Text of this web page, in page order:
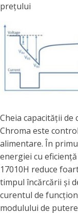
prețului
Cheia capacității
Chroma este
alimentare. În
energiei cu
17010H reduce
timpul încărcării și
curentul de
modulului de